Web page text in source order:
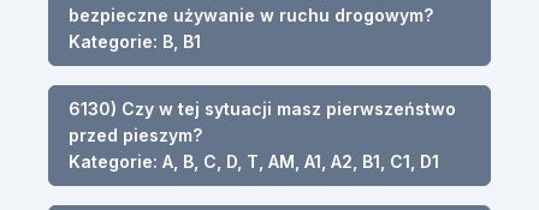
bezpieczne używanie w ruchu drogowym?
Kategorie: B, B1
6130) Czy w tej sytuacji masz pierwszeństwo
przed pieszym?
Kategorie: A, B, C, D, T, AM, A1, A2, B1, C1, D1